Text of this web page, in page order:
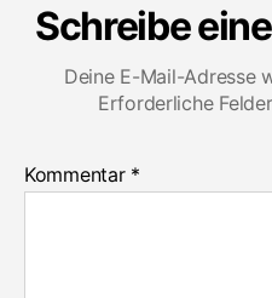
Schreibe
Deine E-Mail-Adresse
Erforderliche
Kommentar *